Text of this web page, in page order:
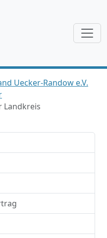
Uecker-Randow e.V.
Landkreis